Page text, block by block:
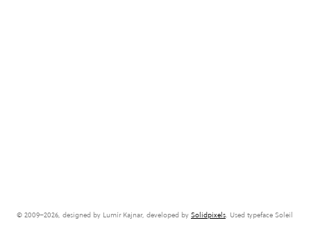
© 2009–2026, designed by Lumír Kajnar, developed by Solidpixels. Used typeface Soleil